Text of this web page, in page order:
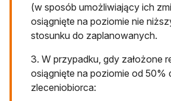
(w sposób umożliwiający ich
osiągnięte na poziomie nie
stosunku do zaplanowanych.
3. W przypadku, gdy założone
osiągnięte na poziomie od 50%
zleceniobiorca: